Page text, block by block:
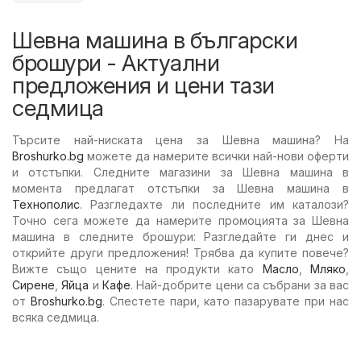
Шевна машина в български
брошури - Актуални
предложения и цени тази
седмица
Търсите най-ниската цена за Шевна машина? На
Broshurko.bg можете да намерите всички най-нови оферти
и отстъпки. Следните магазини за Шевна машина в
момента предлагат отстъпки за Шевна машина в
Технополис. Разгледахте ли последните им каталози?
Точно сега можете да намерите промоцията за Шевна
машина в следните брошури: Разгледайте ги днес и
открийте други предложения! Трябва да купите повече?
Вижте също цените на продукти като Масло ,Мляко
Сирене ,Яйца иКафе. Най-добрите цени са събрани за вас
от Broshurko.bg. Спестете пари, като пазарувате при нас
всяка седмица.